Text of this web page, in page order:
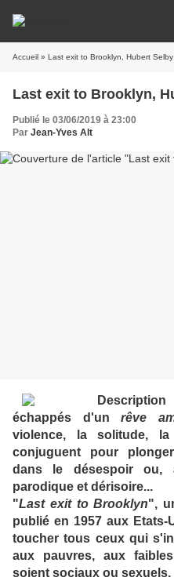
Accueil » Last exit to Brooklyn, Hubert Selby
Last exit to Brooklyn,
Publié le 03/06/2019 à 23:00
Par Jean-Yves Alt
échappés d'un rêve
violence, la solitude,
conjuguent pour
dans le désespoir ou,
parodique et dérisoire...
"Last exit to Brooklyn",
publié en 1957 aux
toucher tous ceux qui
aux pauvres, aux
soient sociaux ou sexuels.